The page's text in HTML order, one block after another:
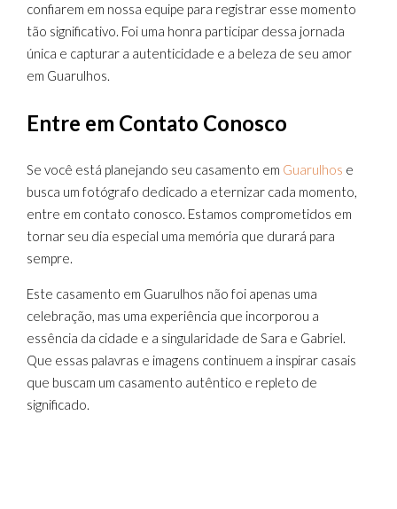
confiarem em nossa equipe para registrar esse momento
tão significativo. Foi uma honra participar dessa jornada
única e capturar a autenticidade e a beleza de seu amor
em Guarulhos.
Entre em Contato Conosco
Se você está planejando seu casamento em Guarulhos e
busca um fotógrafo dedicado a eternizar cada momento,
entre em contato conosco. Estamos comprometidos em
tornar seu dia especial uma memória que durará para
sempre.
Este casamento em Guarulhos não foi apenas uma
celebração, mas uma experiência que incorporou a
essência da cidade e a singularidade de Sara e Gabriel.
Que essas palavras e imagens continuem a inspirar casais
que buscam um casamento autêntico e repleto de
significado.